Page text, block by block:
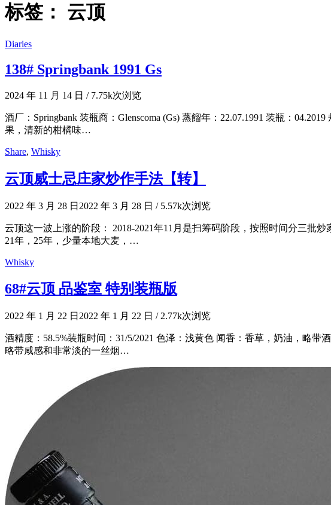
标签： 云顶
Diaries
138# Springbank 1991 Gs
2024 年 11 月 14 日 /7.75k次浏览
酒厂：Springbank 装瓶商：Glenscoma (Gs) 蒸餾年：22.07.1991 装瓶：
果，清新的柑橘味…
Share, Whisky
云顶威士忌庄家炒作手法【转】
2022 年 3 月 28 日 2022 年 3 月 28 日 /5.57k次浏览
云顶这一波上涨的阶段： 2018-2021年11月是扫筹码阶段，按照时间分三批
21年，25年，少量本地大麦，…
Whisky
68#云顶 品鉴室 特别装瓶版
2022 年 1 月 22 日 2022 年 1 月 22 日 /2.77k次浏览
酒精度：58.5%装瓶时间：31/5/2021 色泽：浅黄色 闻香：香草，奶油，略
略带咸感和非常淡的一丝烟…